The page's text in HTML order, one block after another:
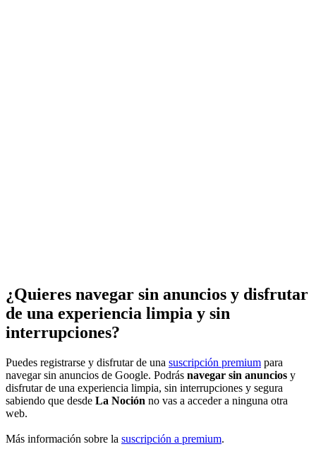
¿Quieres navegar sin anuncios y disfrutar
de una experiencia limpia y sin
interrupciones?
Puedes registrarse y disfrutar de una suscripción premium para
navegar sin anuncios de Google. Podrás navegar sin anuncios y
disfrutar de una experiencia limpia, sin interrupciones y segura
sabiendo que desde La Noción no vas a acceder a ninguna otra
web.
Más información sobre la suscripción a premium.